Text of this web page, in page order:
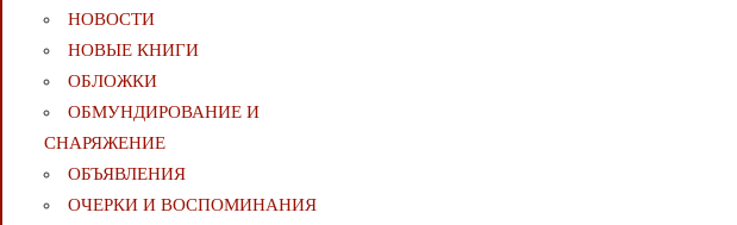
НОВОСТИ
НОВЫЕ КНИГИ
ОБЛОЖКИ
ОБМУНДИРОВАНИЕ И
СНАРЯЖЕНИЕ
ОБЪЯВЛЕНИЯ
ОЧЕРКИ И ВОСПОМИНАНИЯ